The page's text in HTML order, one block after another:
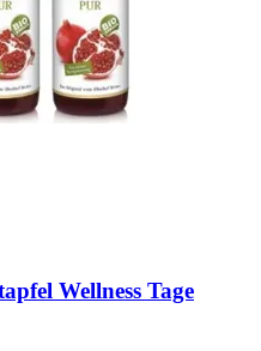
Wellness Tage